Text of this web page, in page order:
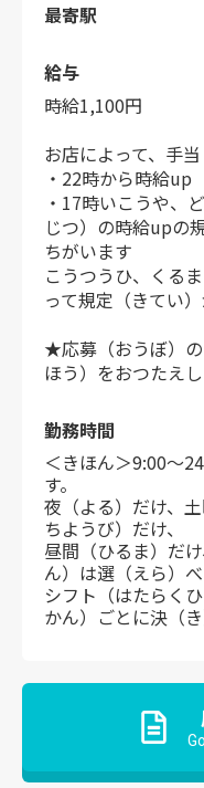
最寄駅
給与
時給1,100円
お店によって、手
・22時から時給up
・17時いこうや、
じつ）の時給upの
ちがいます
こうつうひ、くる
って規定（きてい
★応募（おうぼ）
ほう）をおつたえ
勤務時間
＜きほん＞9:00～
す。
夜（よる）だけ、
ちようび）だけ、
昼間（ひるま）だ
ん）は選（えら）べ
シフト（はたらく
かん）ごとに決（き